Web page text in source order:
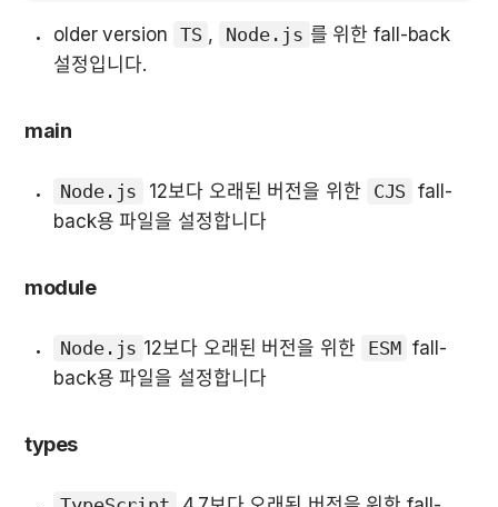
older version TS , Node.js 를 위한 fall-back
설정입니다.
main
Node.js 12보다 오래된 버전을 위한 CJS fall-
back용 파일을 설정합니다
module
Node.js 12보다 오래된 버전을 위한 ESM fall-
back용 파일을 설정합니다
types